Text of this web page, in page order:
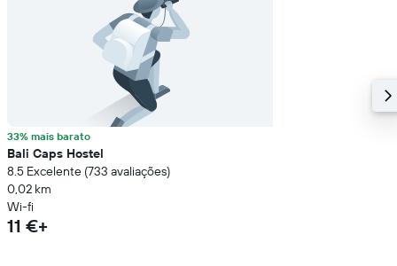
33% mais barato
Bali Caps Hostel
8.5 Excelente (733 avaliações)
0,02 km
Wi-fi
11 €+